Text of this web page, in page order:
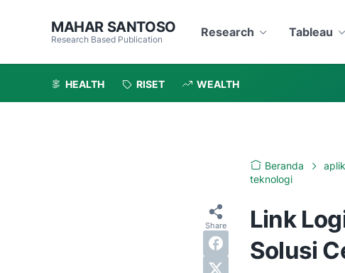
MAHAR SANTOSO
Research Based Publication
Research Tableau
HEALTH RISET WEALTH
Beranda
teknologi
Link
Solusi